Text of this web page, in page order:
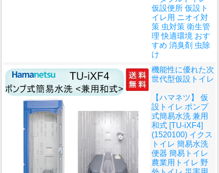
仮設便所 仮設ト
イレ用 ニオイ対
策 虫対策 衛生管
理 快適環境 おす
すめ 消臭剤 虫除
け
機能性に優れた次
世代型仮設トイレ
【ハマネツ】 仮
設トイレ ポンプ
式簡易水洗 兼用
和式 [TU-iXF4]
(1520100) イクス
トイレ 簡易水洗
便器 簡易トイレ
農業用トイレ 野